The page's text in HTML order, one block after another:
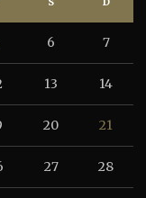
6 7
13 14
20 21
27 28